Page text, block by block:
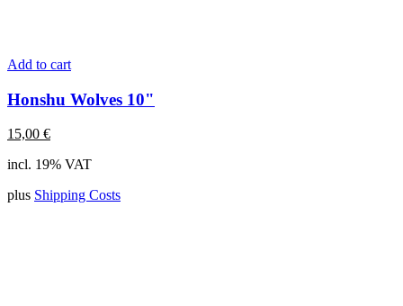
Add to cart
Honshu Wolves 10"
15,00 €
incl. 19% VAT
plus Shipping Costs